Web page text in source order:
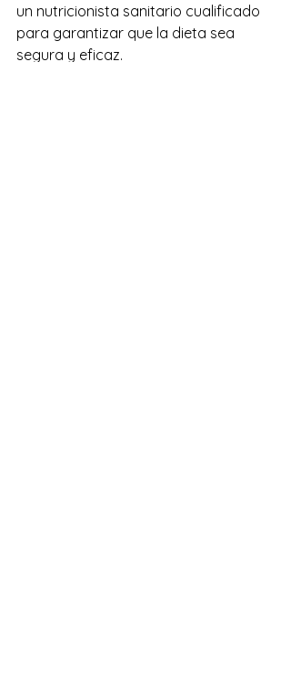
un nutricionista sanitario cualificado
para garantizar que la dieta sea
segura y eficaz.